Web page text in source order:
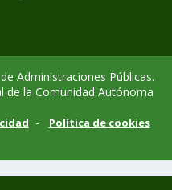
Administraciones Públicas.
de la Comunidad Autónoma
- Política de cookies